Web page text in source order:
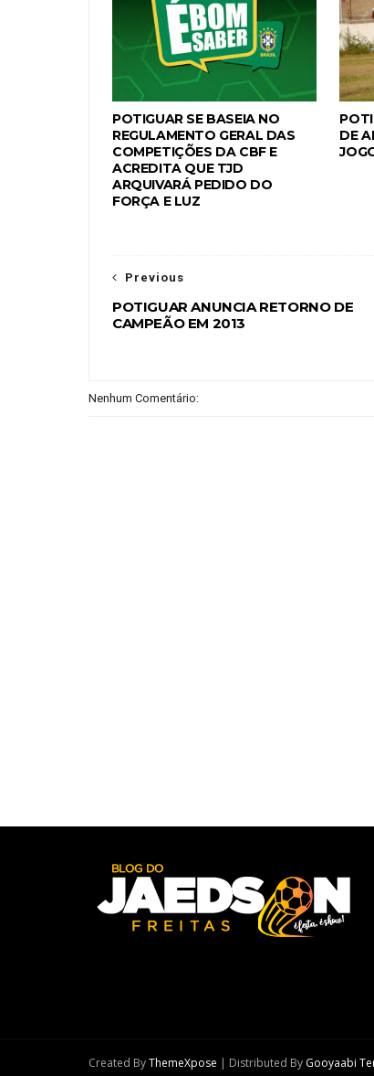
POTIGUAR SE BASEIA NO
REGULAMENTO GERAL DAS
COMPETIÇÕES DA CBF E
ACREDITA QUE TJD
ARQUIVARÁ PEDIDO DO
FORÇA E LUZ
DE
Previous
POTIGUAR ANUNCIA RETORNO DE
CAMPEÃO EM 2013
Nenhum Comentário:
Created ByThemeXpose | Distributed By Gooyaabi